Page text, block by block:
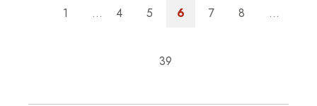
1 ... 4 5 6 7 8 ...
39